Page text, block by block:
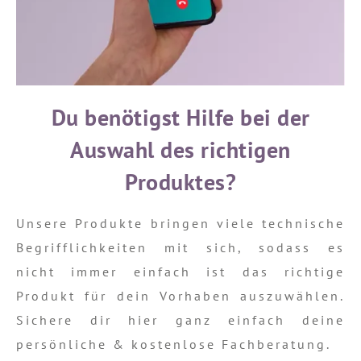
Du benötigst Hilfe bei der
Auswahl des richtigen
Produktes?
Unsere Produkte bringen viele technische
Begrifflichkeiten mit sich, sodass es
nicht immer einfach ist das richtige
Produkt für dein Vorhaben auszuwählen.
Sichere dir hier ganz einfach deine
persönliche & kostenlose Fachberatung.